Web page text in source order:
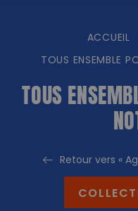
ACCUEIL
TOUS ENSEMBLE
TOUS
Retour vers «